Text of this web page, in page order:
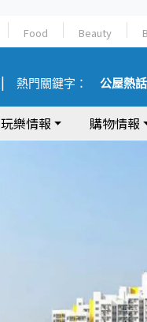
Food Beauty
熱門關鍵字： 公屋熱話
玩樂情報 購物情報